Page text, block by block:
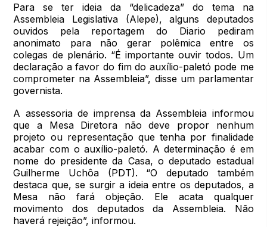
Para se ter ideia da “delicadeza” do tema na
Assembleia Legislativa (Alepe), alguns deputados
ouvidos pela reportagem do Diario pediram
anonimato para não gerar polêmica entre os
colegas de plenário. “É importante ouvir todos. Um
declaração a favor do fim do auxílio-paletó pode me
comprometer na Assembleia”, disse um parlamentar
governista.
A assessoria de imprensa da Assembleia informou
que a Mesa Diretora não deve propor nenhum
projeto ou representação que tenha por finalidade
acabar com o auxílio-paletó. A determinação é em
nome do presidente da Casa, o deputado estadual
Guilherme Uchôa (PDT). “O deputado também
destaca que, se surgir a ideia entre os deputados, a
Mesa não fará objeção. Ele acata qualquer
movimento dos deputados da Assembleia. Não
haverá rejeição”, informou.